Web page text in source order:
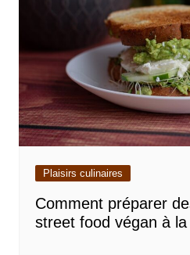
Plaisirs culinaires
Comment préparer
street food végan à